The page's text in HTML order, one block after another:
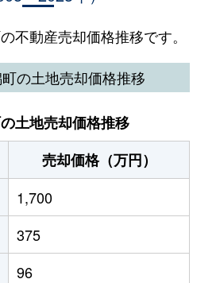
不動産売却価格推移です。
の土地売却価格推移
土地売却価格推移
売却価格（万円）
1,700
375
96